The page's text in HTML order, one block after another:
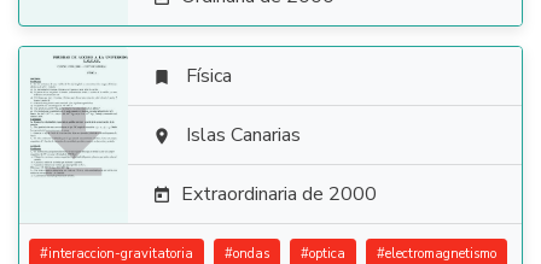

 Física
 Islas Canarias
 Extraordinaria de 2000
#interaccion-gravitatoria #ondas #optica #electromagnetismo